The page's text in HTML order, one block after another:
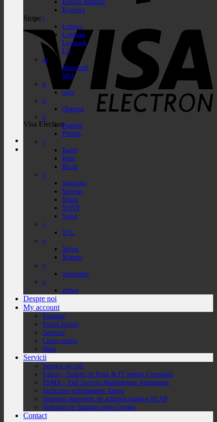
Stripe
Visa Electron
Kyocera
l
Lenovo
Legrand
Lexmark
LG
m
Microsoft
MSI
n
nJoy
o
Optoma
p
Pantum
Philips
r
Razer
Renz
Ricoh
s
Samsung
Serioux
Sharp
SONY
Sopar
t
TCL
x
Xerox
Xiaomi
v
viewsonic
z
Zebra
Despre noi
My account
Partener
Portal facturi
Sesizare
Citire contor
Help
Servicii
Service on call
Estico – Soluții de Print & IT pentru Companii
FSMA – Full Service Maintenance Agreement
Inchiriere echipamente Xerox
Sistemul electronic de achiziții publice SEAP
Sistemul de finanțare prin Grenke
Contact